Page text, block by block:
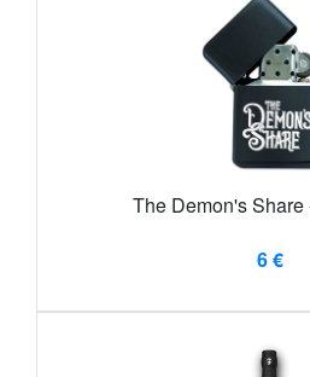
The Demon's
6 €